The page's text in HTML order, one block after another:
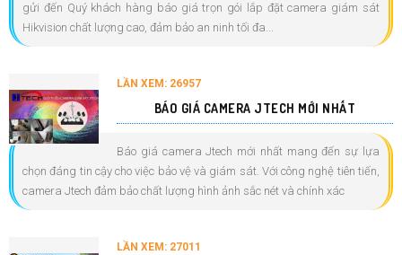
gửi đến Quý khách hàng báo giá trọn gói lắp đặt camera giám sát
Hikvision chất lượng cao, đảm bảo an ninh tối đa...
LẦN XEM: 26957
BÁO GIÁ CAMERA JTECH MỚI NHẤT
Báo giá camera Jtech mới nhất mang đến sự lựa
chọn đáng tin cậy cho việc bảo vệ và giám sát. Với công nghệ tiên tiến,
camera Jtech đảm bảo chất lượng hình ảnh sắc nét và chính xác
LẦN XEM: 27011